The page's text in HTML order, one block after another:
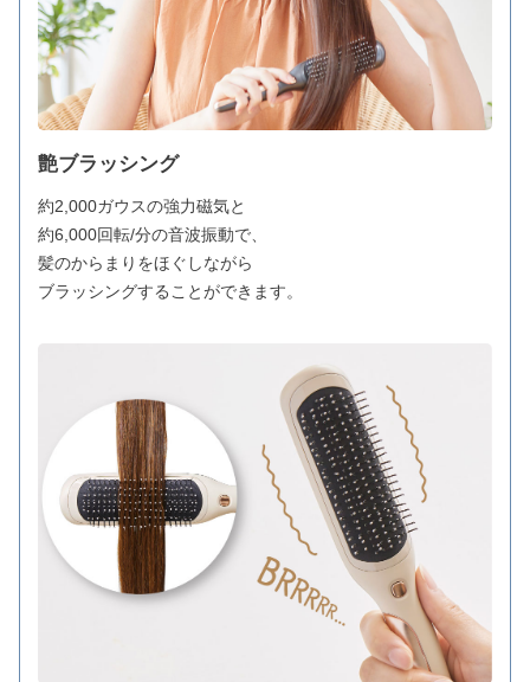
艶ブラッシング
約2,000ガウスの強力磁気と
約6,000回転/分の音波振動で、
髪のからまりをほぐしながら
ブラッシングすることができます。